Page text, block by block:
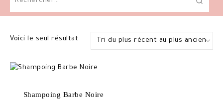
Voici le seul résultat
Shampoing Barbe Noire